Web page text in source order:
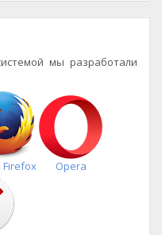
мы разработали
Firefox Opera